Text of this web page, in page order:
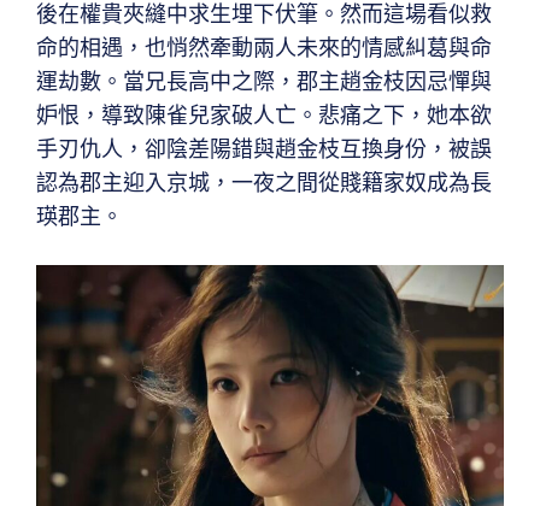
後在權貴夾縫中求生埋下伏筆。然而這場看似救
命的相遇，也悄然牽動兩人未來的情感糾葛與命
運劫數。當兄長高中之際，郡主趙金枝因忌憚與
妒恨，導致陳雀兒家破人亡。悲痛之下，她本欲
手刃仇人，卻陰差陽錯與趙金枝互換身份，被誤
認為郡主迎入京城，一夜之間從賤籍家奴成為長
瑛郡主。